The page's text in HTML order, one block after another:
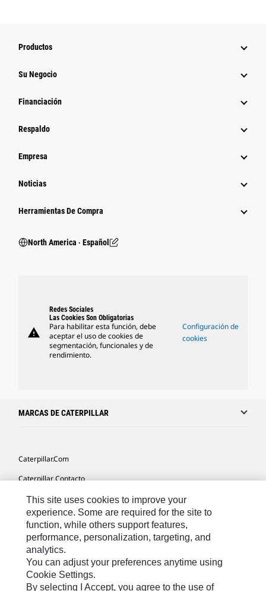
Productos
Su Negocio
Financiación
Respaldo
Empresa
Noticias
Herramientas De Compra
North America ‧ Español
warning
Redes Sociales
Las Cookies Son Obligatorias
Para habilitar esta función, debe
aceptar el uso de cookies de
segmentación, funcionales y de
rendimiento.
Configuración de
cookies
MARCAS DE CATERPILLAR
Caterpillar.com
Caterpillar Contacto
Mis Preferencias De Marketing
Site Map
Cookie Settings
Legal
Privacy
This site uses cookies to improve your
experience. Some are required for the site to
function, while others support features,
performance, personalization, targeting, and
analytics.
You can adjust your preferences anytime using
Cookie Settings.
By selecting I Accept, you agree to the use of